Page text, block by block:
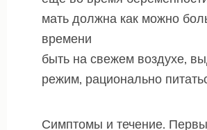
мать должна как можно
времени
быть на свежем воздухе,
режим, рационально
Симптомы и течение.